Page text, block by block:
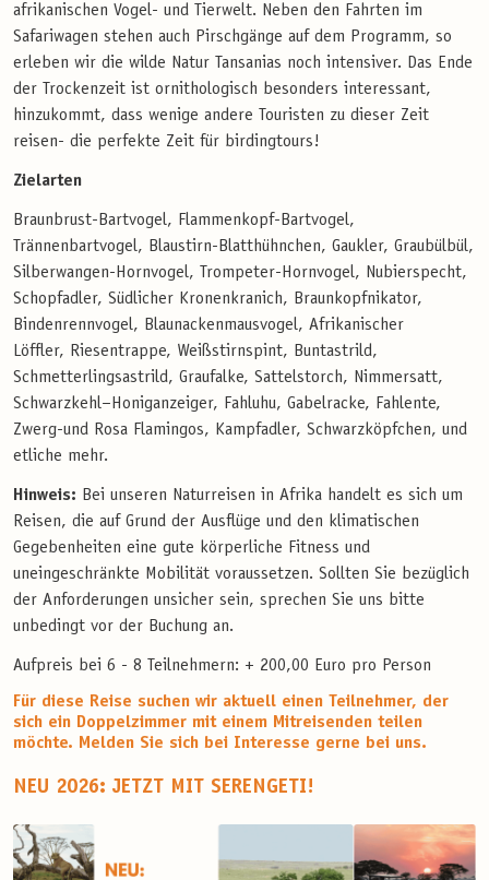
afrikanischen Vogel- und Tierwelt. Neben den Fahrten im
Safariwagen stehen auch Pirschgänge auf dem Programm, so
erleben wir die wilde Natur Tansanias noch intensiver. Das Ende
der Trockenzeit ist ornithologisch besonders interessant,
hinzukommt, dass wenige andere Touristen zu dieser Zeit
reisen- die perfekte Zeit für birdingtours!
Zielarten
Braunbrust-Bartvogel, Flammenkopf-Bartvogel,
Trännenbartvogel, Blaustirn-Blatthühnchen, Gaukler, Graubülbül,
Silberwangen-Hornvogel, Trompeter-Hornvogel, Nubierspecht,
Schopfadler, Südlicher Kronenkranich, Braunkopfnikator,
Bindenrennvogel, Blaunackenmausvogel, Afrikanischer
Löffler, Riesentrappe, Weißstirnspint, Buntastrild,
Schmetterlingsastrild, Graufalke, Sattelstorch, Nimmersatt,
Schwarzkehl–Honiganzeiger, Fahluhu, Gabelracke, Fahlente,
Zwerg-und Rosa Flamingos, Kampfadler, Schwarzköpfchen, und
etliche mehr.
Hinweis: Bei unseren Naturreisen in Afrika handelt es sich um
Reisen, die auf Grund der Ausflüge und den klimatischen
Gegebenheiten eine gute körperliche Fitness und
uneingeschränkte Mobilität voraussetzen. Sollten Sie bezüglich
der Anforderungen unsicher sein, sprechen Sie uns bitte
unbedingt vor der Buchung an.
Aufpreis bei 6 - 8 Teilnehmern: + 200,00 Euro pro Person
Für diese Reise suchen wir aktuell einen Teilnehmer, der
sich ein Doppelzimmer mit einem Mitreisenden teilen
möchte. Melden Sie sich bei Interesse gerne bei uns.
NEU 2026: JETZT MIT SERENGETI!